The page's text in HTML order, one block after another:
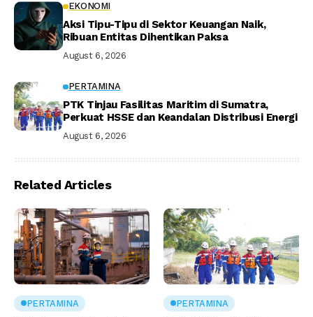
EKONOMI
Aksi Tipu-Tipu di Sektor Keuangan Naik,
Ribuan Entitas Dihentikan Paksa
August 6, 2026
PERTAMINA
PTK Tinjau Fasilitas Maritim di Sumatra,
Perkuat HSSE dan Keandalan Distribusi Energi
August 6, 2026
Related Articles
PERTAMINA PERTAMINA